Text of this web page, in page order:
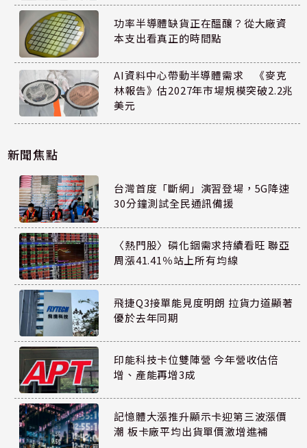
功率半導體缺貨正在醞釀？從大廠資
本支出看真正的時間點
AI資料中心帶動半導體需求 《麥克
林報告》估2027年市場規模突破2.2兆
美元
新聞焦點
台灣首度「斷網」演習登場，5G降速
30分鐘測試全民通訊備援
〈熱門股〉磷化銦需求持續看旺 聯亞
周漲41.41％站上所有均線
飛捷Q3接單能見度明朗 拉貨力道顯著
優於去年同期
印能科技卡位雙陣營 今年營收估倍
增、產能再增3成
記憶體大漲推升顯示卡迎第三波漲價
潮 板卡廠平均出貨單價激增進補